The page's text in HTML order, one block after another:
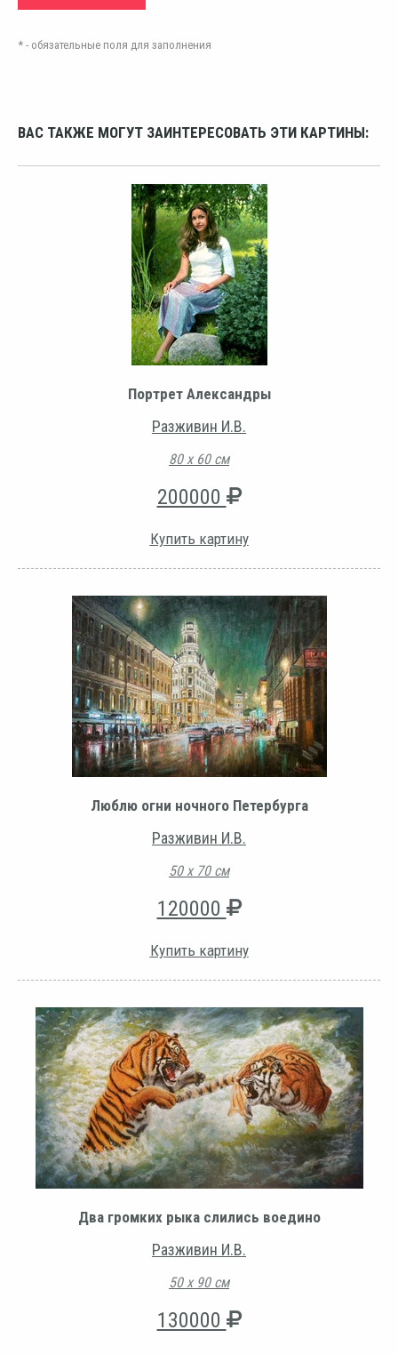
* - обязательные поля для заполнения
ВАС ТАКЖЕ МОГУТ ЗАИНТЕРЕСОВАТЬ ЭТИ КАРТИНЫ:
Портрет Александры
Разживин И.В.
80 х 60 см
200000
Купить картину
Люблю огни ночного Петербурга
Разживин И.В.
50 х 70 см
120000
Купить картину
Два громких рыка слились воедино
Разживин И.В.
50 х 90 см
130000